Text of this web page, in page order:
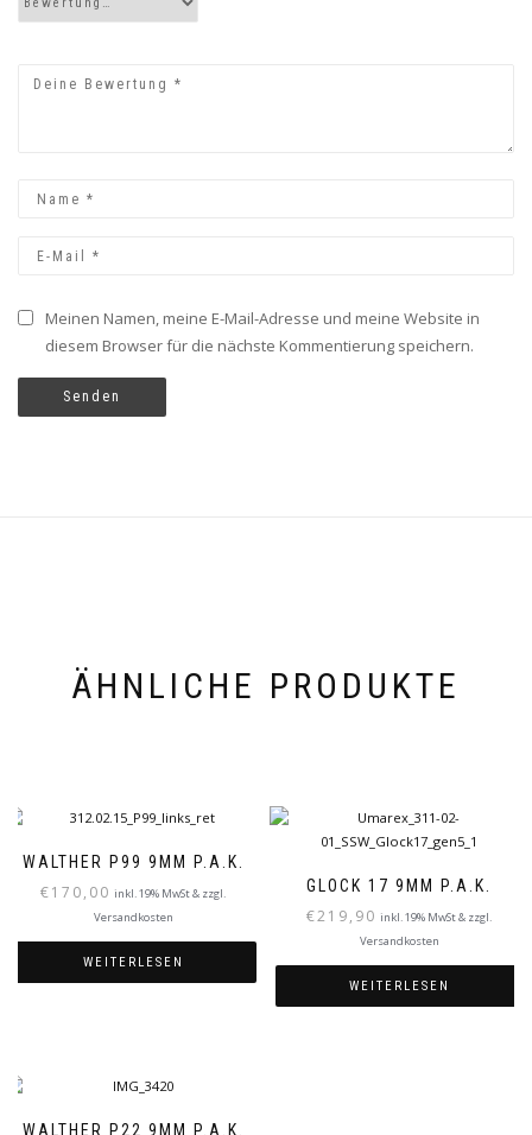
Meinen Namen, meine E-Mail-Adresse und meine Website in
diesem Browser für die nächste Kommentierung speichern.
ÄHNLICHE PRODUKTE
WALTHER P99 9MM P.A.K.
€170,00 inkl. 19% MwSt & zzgl.
Versandkosten
WEITERLESEN
GLOCK 17 9MM P.A.K.
€219,90 inkl. 19% MwSt & zzgl.
Versandkosten
WEITERLESEN
WALTHER P22 9MM P.A.K.